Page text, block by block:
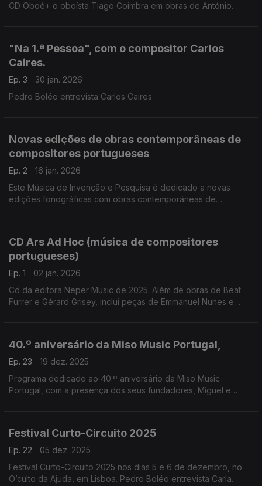
CD Oboé+ o oboísta Tiago Coimbra em obras de António
"Na 1.ª Pessoa", com o compositor Carlos
Caires.
Ep. 3
30 jan. 2026
Pedro Boléo entrevista Carlos Caires
Novas edições de obras contemporâneas de
compositores portugueses
Ep. 2
16 jan. 2026
Este Música de Invenção e Pesquisa é dedicado a novas
edições fonográficas com obras contemporâneas de
CD Ars Ad Hoc (música de compositores
portugueses)
Ep. 1
02 jan. 2026
Cd da editora Neper Music de 2025. Além de obras de Beat
Furrer e Gérard Grisey, inclui peças de Emmanuel Nunes e
40.º aniversário da Miso Music Portugal,
Ep. 23
19 dez. 2025
Programa dedicado ao 40.º aniversário da Miso Music
Portugal, com a presença dos seus fundadores, Miguel e
Festival Curto-Circuito 2025
Ep. 22
05 dez. 2025
Festival Curto-Circuito 2025 nos dias 5 e 6 de dezembro, no
O’culto da Ajuda, em Lisboa. Pedro Boléo entrevista Carla